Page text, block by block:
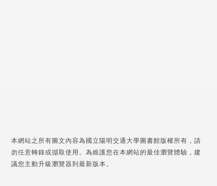
本網站之所有圖文內容為國立陽明交通大學圖書館版權所有，請
勿任意轉錄或擷取使用。為維護您在本網站的最佳瀏覽體驗，建
議您主動升級瀏覽器到最新版本。